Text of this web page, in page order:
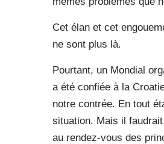
Cet élan et cet
ne sont plus là.
Pourtant, un Mondial
a été confiée à la
notre contrée. En tout
situation. Mais il
au rendez-vous des